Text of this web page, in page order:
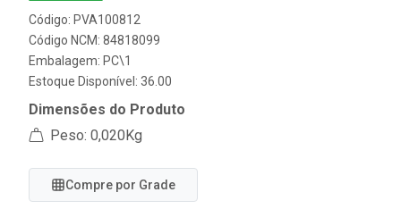
Código: PVA100812
Código NCM: 84818099
Embalagem: PC\1
Estoque Disponível: 36.00
Dimensões do Produto
Peso: 0,020Kg
Compre por Grade